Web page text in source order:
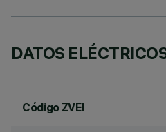
DATOS
Código ZVEI